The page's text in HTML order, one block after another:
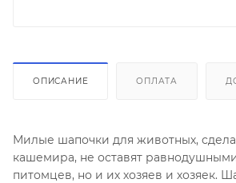
ОПИСАНИЕ ОПЛАТА
Милые шапочки для животных,
кашемира, не оставят
питомцев, но и их хозяев и хозяек.